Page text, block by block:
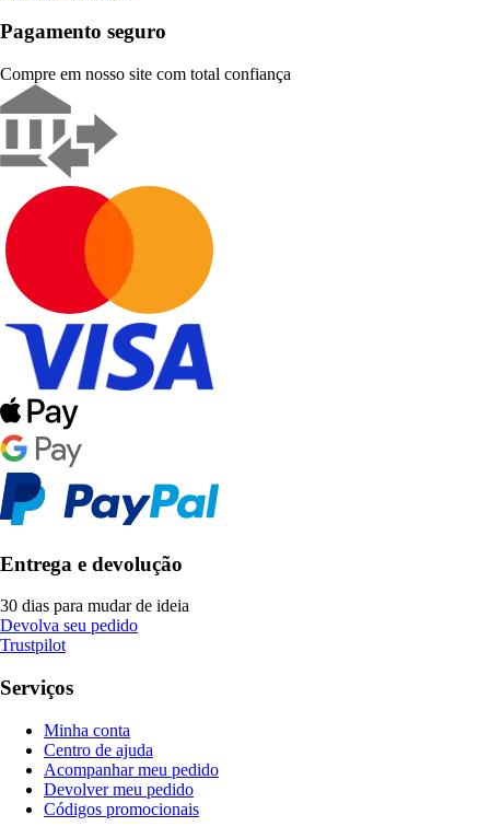
Pagamento seguro
Compre em nosso site com total confiança
Entrega e devolução
30 dias para mudar de ideia
Devolva seu pedido
Trustpilot
Serviços
Minha conta
Centro de ajuda
Acompanhar meu pedido
Devolver meu pedido
Códigos promocionais